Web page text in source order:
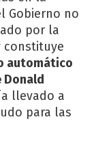
Gobierno no
por la
constituye
automático
Donald
llevado a
para las